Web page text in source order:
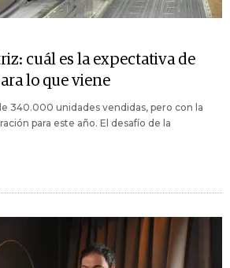
cuál es la expectativa de
lo que viene
340.000 unidades vendidas, pero con la
para este año. El desafío de la